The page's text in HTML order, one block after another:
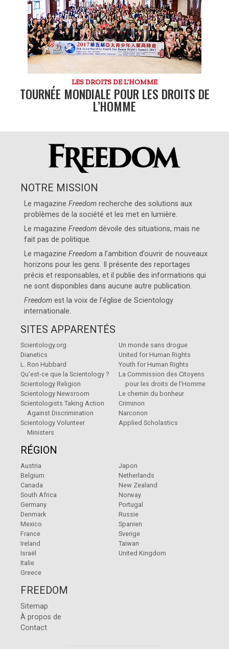
LES DROITS DE L’HOMME
TOURNÉE MONDIALE POUR LES DROITS DE
L’HOMME
NOTRE MISSION
Le magazineFreedom recherche des solutions aux
problèmes de la société et les met en lumière.
Le magazineFreedom dévoile des situations, mais ne
fait pas de politique.
Le magazineFreedom a l’ambition d’ouvrir de nouveaux
horizons pour les gens. Il présente des reportages
précis et responsables, et il publie des informations qui
ne sont disponibles dans aucune autre publication.
Freedom est la voix de l’église deScientology
internationale.
SITES APPARENTÉS
Scientology.org
Dianetics
L. Ron Hubbard
Qu’est-ce que la Scientology ?
Scientology Religion
Scientology Newsroom
Scientologists Taking Action
Against Discrimination
Scientology Volunteer
Ministers
Un monde sans drogue
United for Human Rights
Youth for Human Rights
La Commission des Citoyens
pour les droits de l’Homme
Le chemin du bonheur
Criminon
Narconon
Applied Scholastics
RÉGION
Austria
Belgium
Canada
South Africa
Germany
Denmark
Mexico
France
Ireland
Israël
Italie
Greece
Japon
Netherlands
New Zealand
Norway
Portugal
Russie
Spanien
Sverige
Taiwan
United Kingdom
FREEDOM
Sitemap
À propos de
Contact